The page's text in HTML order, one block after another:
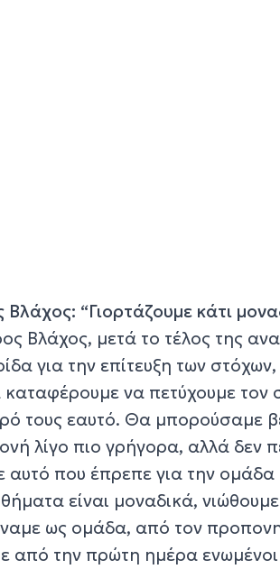
Βλάχος: “Γιορτάζουμε κάτι
Βλάχος, μετά το τέλος της
για την επίτευξη των
καταφέρουμε να πετύχουμε
τους εαυτό. Θα μπορούσαμε
λίγο πιο γρήγορα, αλλά δεν
αυτό που έπρεπε για την
είναι μοναδικά,
ως ομάδα, από τον
από την πρώτη ημέρα